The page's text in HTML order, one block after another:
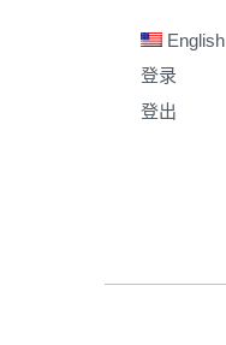
English
登录
登出